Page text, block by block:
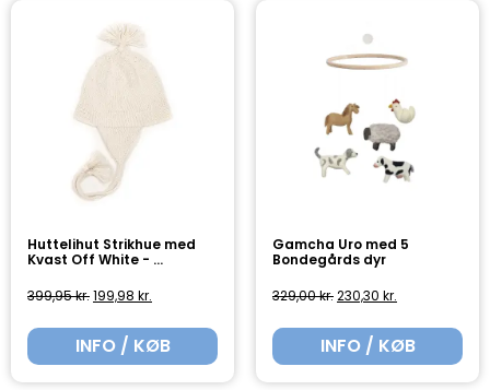
Huttelihut Strikhue med
Kvast Off White - ...
399,95kr.199,98 kr.
INFO / KØB
Gamcha Uro med 5
Bondegårds dyr
329,00kr.230,30 kr.
INFO / KØB